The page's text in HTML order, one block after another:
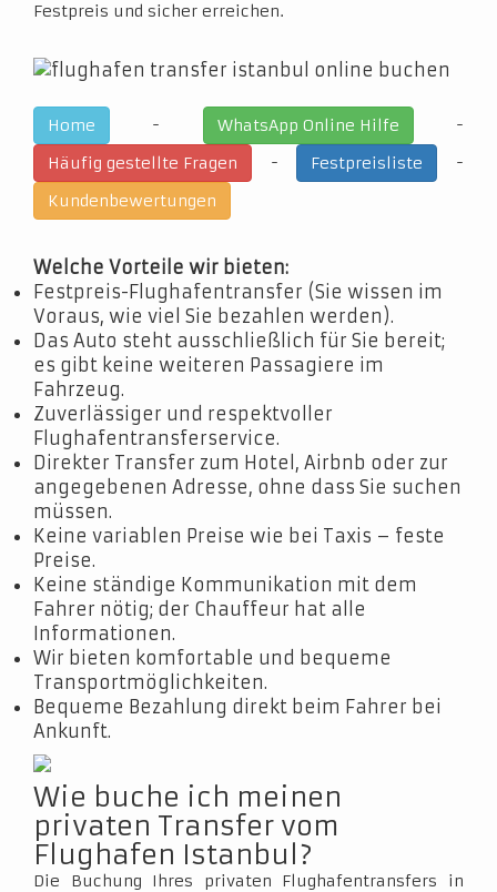
Festpreis und sicher erreichen.
Home - WhatsApp Online Hilfe
-
Häufig gestellte Fragen
- Festpreisliste
-
Kundenbewertungen
Welche Vorteile wir bieten:
Festpreis-Flughafentransfer (Sie wissen im
Voraus, wie viel Sie bezahlen werden).
Das Auto steht ausschließlich für Sie bereit;
es gibt keine weiteren Passagiere im
Fahrzeug.
Zuverlässiger und respektvoller
Flughafentransferservice.
Direkter Transfer zum Hotel, Airbnb oder zur
angegebenen Adresse, ohne dass Sie suchen
müssen.
Keine variablen Preise wie bei Taxis – feste
Preise.
Keine ständige Kommunikation mit dem
Fahrer nötig; der Chauffeur hat alle
Informationen.
Wir bieten komfortable und bequeme
Transportmöglichkeiten.
Bequeme Bezahlung direkt beim Fahrer bei
Ankunft.
Wie buche ich meinen
privaten Transfer vom
Flughafen Istanbul?
Die Buchung Ihres privaten Flughafentransfers in